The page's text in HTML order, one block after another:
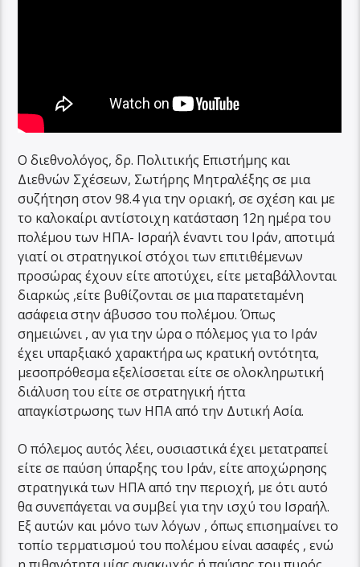
Ο διεθνολόγος, δρ. Πολιτικής Επιστήμης και
Διεθνών Σχέσεων, Σωτήρης Μητραλέξης σε μια
συζήτηση στον 98.4 για την οριακή, σε σχέση και με
το καλοκαίρι αντίστοιχη κατάσταση 12η ημέρα του
πολέμου των ΗΠΑ- Ισραήλ έναντι του Ιράν, αποτιμά
γιατί οι στρατηγικοί στόχοι των επιτιθέμενων
προσώρας έχουν είτε αποτύχει, είτε μεταβάλλονται
διαρκώς ,είτε βυθίζονται σε μια παρατεταμένη
ασάφεια στην άβυσσο του πολέμου. Όπως
σημειώνει , αν για την ώρα ο πόλεμος για το Ιράν
έχει υπαρξιακό χαρακτήρα ως κρατική οντότητα,
μεσοπρόθεσμα εξελίσσεται είτε σε ολοκληρωτική
διάλυση του είτε σε στρατηγική ήττα
απαγκίστρωσης των ΗΠΑ από την Δυτική Ασία.
Ο πόλεμος αυτός λέει, ουσιαστικά έχει μετατραπεί
είτε σε παύση ύπαρξης του Ιράν, είτε αποχώρησης
στρατηγικά των ΗΠΑ από την περιοχή, με ότι αυτό
θα συνεπάγεται να συμβεί για την ισχύ του Ισραήλ.
Εξ αυτών και μόνο των λόγων , όπως επισημαίνει το
τοπίο τερματισμού του πολέμου είναι ασαφές , ενώ